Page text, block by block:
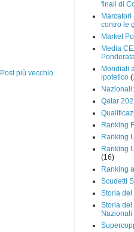
Post più vecchio
finali di
Marcatori
contro le
Market
Media
Mondiali
ipotetico
Qatar
Ranking
Ranking
Ranking
(16)
Ranking
Scudetti
Storia del
Storia
Nazionali